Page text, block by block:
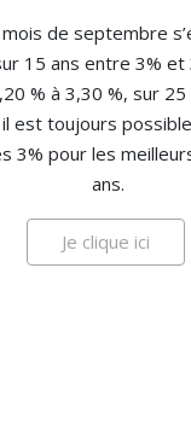
de septembre
15 ans entre 3% et
% à 3,30 %, sur
est toujours
3% pour les
ans.
Je clique ici